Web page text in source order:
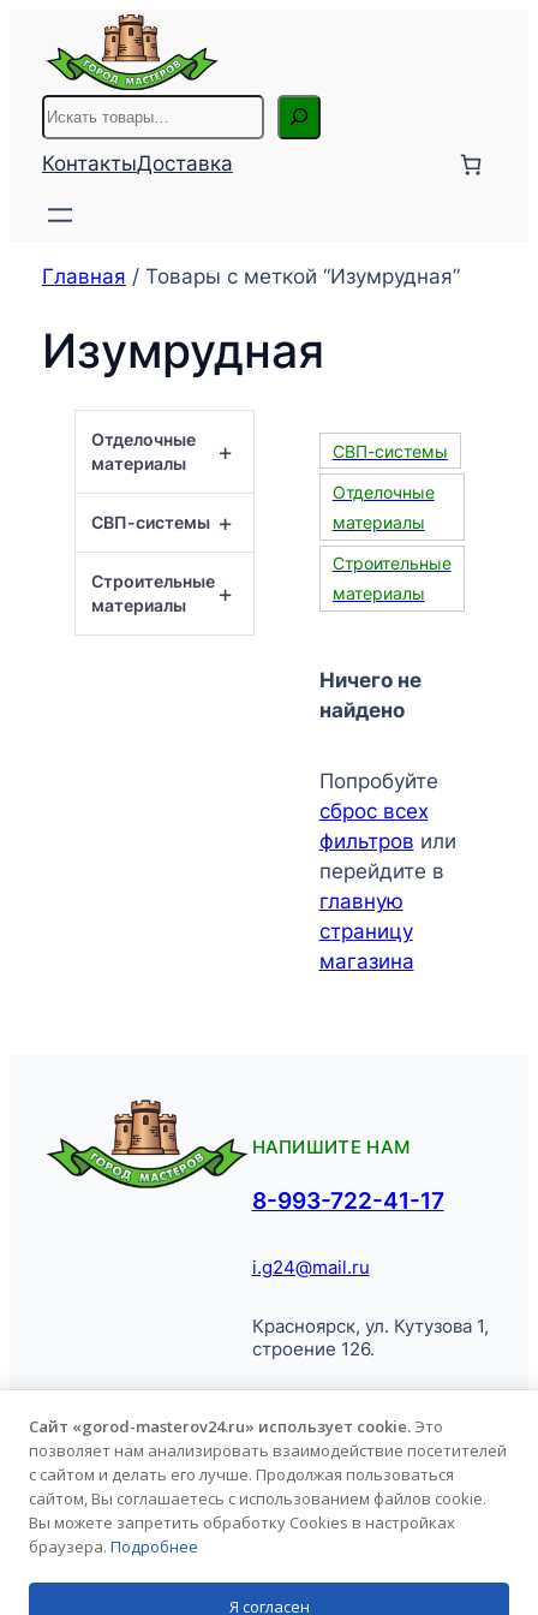
содержимому
Поиск
КонтактыДоставка
Главная / Товары с меткой “Изумрудная”
Изумрудная
+
Отделочные
материалы
+
СВП-системы
+
Строительные
материалы
СВП-системы
Отделочные
материалы
Строительные
материалы
Ничего не
найдено
Попробуйте
сброс всех
фильтров или
перейдите в
главную
страницу
магазина
НАПИШИТЕ НАМ
8-993-722-41-17
i.g24@mail.ru
Красноярск, ул. Кутузова 1,
строение 126.
© Город
Мастеров, 2026.
Политика обработки
персональных данных
Продвижение сайта
Сайт «gorod-masterov24.ru» использует cookie. Это
позволяет нам анализировать взаимодействие посетителей
с сайтом и делать его лучше. Продолжая пользоваться
сайтом, Вы соглашаетесь с использованием файлов cookie.
Вы можете запретить обработку Cookies в настройках
браузера. Подробнее
Я согласен